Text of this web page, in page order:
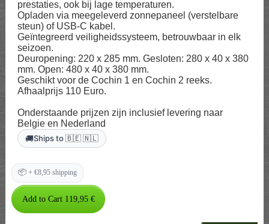
prestaties, ook bij lage temperaturen.
Opladen via meegeleverd zonnepaneel (verstelbare
steun) of USB-C kabel.
Geïntegreerd veiligheidssysteem, betrouwbaar in elk
seizoen.
Deuropening: 220 x 285 mm. Gesloten: 280 x 40 x 380
mm. Open: 480 x 40 x 380 mm.
Geschikt voor de Cochin 1 en Cochin 2 reeks.
Afhaalprijs 110 Euro.
Onderstaande prijzen zijn inclusief levering naar
Belgie en Nederland
🚚Ships to 🇧🇪 🇳🇱
📦 + €8,95 shipping